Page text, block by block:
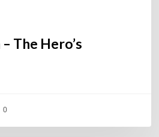
The Hero’s
0